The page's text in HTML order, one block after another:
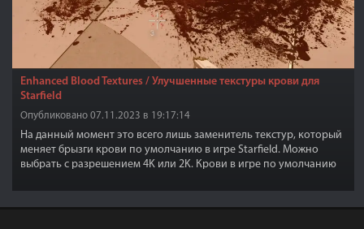
Enhanced Blood Textures / Улучшенные текстуры крови для
Starfield
Опубликовано 07.11.2023 в 19:17:14
На данный момент это всего лишь заменитель текстур, который
меняет брызги крови по умолчанию в игре Starfield. Можно
выбрать с разрешением 4K или 2K. Крови в игре по умолчанию